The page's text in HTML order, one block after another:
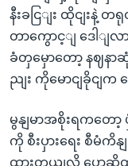
နီးခငြျး ထိုငျးနဲ့ တ
တာကွောင့ျ ဒေါျလ
ခံတှမှောတော့ နဈန
ညျး ကိုမောငျခိုငျက
မွနျမာအစိုးရကတော့
ကို စီးပှားရေး စီမံကိ
ထားတယျလို့ ပွောဆိုထ